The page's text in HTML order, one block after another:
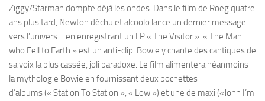
Ziggy/Starman dompte déjà les ondes. Dans le ﬁlm de Roeg quatre
ans plus tard, Newton déchu et alcoolo lance un dernier message
vers l’univers… en enregistrant un LP « The Visitor ». « The Man
who Fell to Earth » est un anti-clip. Bowie y chante des cantiques de
sa voix la plus cassée, joli paradoxe. Le film alimentera néanmoins
la mythologie Bowie en fournissant deux pochettes
d’albums (« Station To Station », « Low ») et une de maxi («John I’m